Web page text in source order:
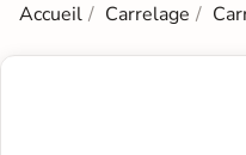
Accueil Carrelage